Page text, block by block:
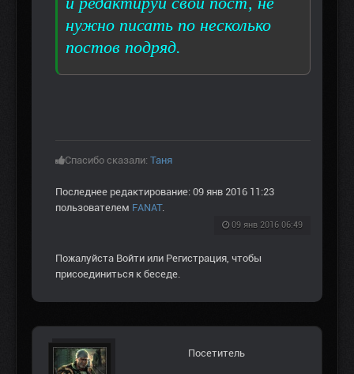
нужно писать по несколько
постов подряд.
Спасибо сказали: Таня
Последнее редактирование: 09 янв 2016 11:23
пользователем FANAT.
09 янв 2016 06:49
Пожалуйста Войти или Регистрация , чтобы
присоединиться к беседе.
Посетитель